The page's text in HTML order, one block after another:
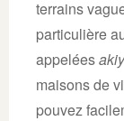
terrains
particulière
appelées
maisons de
pouvez